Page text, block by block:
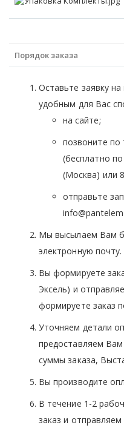
Порядок заказа
Оставьте заявку
удобным для Вас
на сайте;
позвоните по
(бесплатно
(Москва) или
отправьте
Мы высылаем Вам
электронную почту.
Вы формируете
Эксель) и
формируете заказ
Уточняем детали
предоставляем Вам
суммы заказа,
Вы производите
В течение 1-2
заказ и